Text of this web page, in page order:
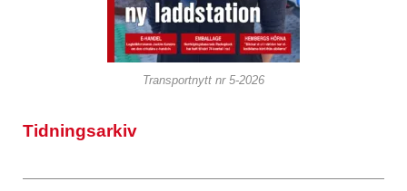
Transportnytt nr 5-2026
Tidningsarkiv